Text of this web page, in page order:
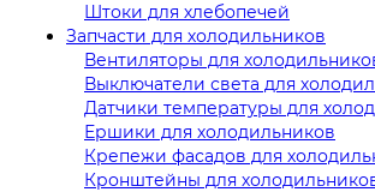
Штоки для хлебопечей
Запчасти для холодильников
Вентиляторы для
Выключатели света для
Датчики температуры для
Ершики для холодильников
Крепежи фасадов для
Кронштейны для